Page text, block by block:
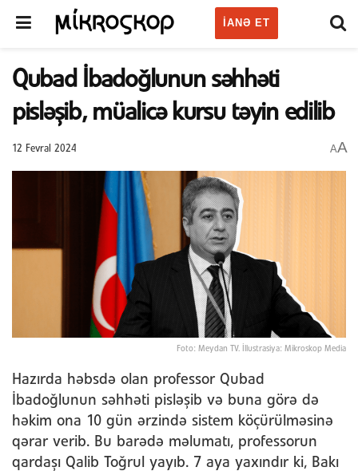
IANƏ ET
Qubad İbadoğlunun səhhəti
pisləşib, müalicə kursu təyin edilib
12 Fevral 2024 AA
Foto: Meydan TV. İllustrasiya: Mikroskop Media
Hazırda həbsdə olan professor Qubad
İbadoğlunun səhhəti pisləşib və buna görə də
həkim ona 10 gün ərzində sistem köçürülməsinə
qərar verib. Bu barədə məlumatı, professorun
qardaşı Qalib Toğrul yayıb. 7 aya yaxındır ki, Bakı